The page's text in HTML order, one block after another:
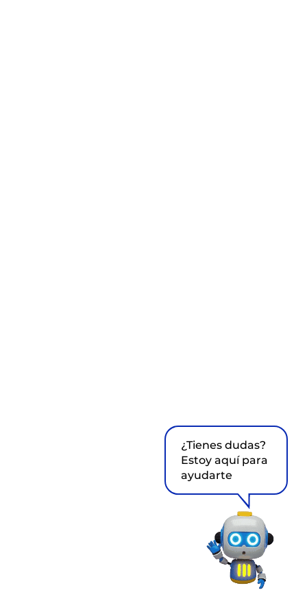
¿Tienes dudas?
Estoy aquí para
ayudarte